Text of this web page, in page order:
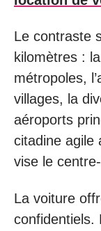
Le contraste
kilomètres :
métropoles,
villages, la
aéroports
citadine agile
vise le
La voiture
confidentiels.